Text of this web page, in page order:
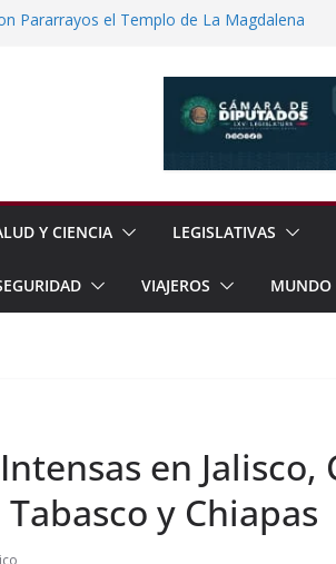
Pararrayos el Templo de La Magdalena
de Texcoco dos Nuevos Reglamentos
en 15 Estados
Y CIENCIA LEGISLATIVAS
VIAJEROS MUNDO
en Jalisco,
y Chiapas